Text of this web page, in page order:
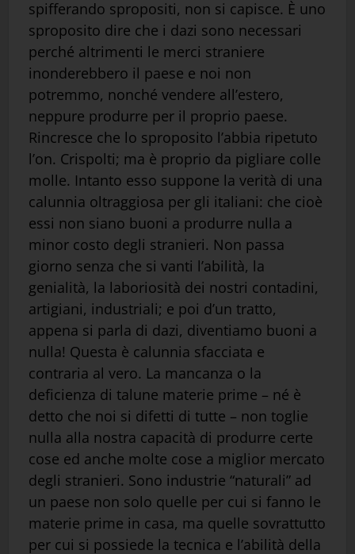
spifferando spropositi, non si capisce. È uno
sproposito dire che i dazi sono necessari
perché altrimenti le merci straniere
inonderebbero il paese e noi non
potremmo, nonché vendere all’estero,
neppure produrre per il proprio paese.
Rincresce che lo sproposito l’abbia ripetuto
l’on. Crispolti; ma è proprio da pigliare colle
molle. Intanto esso suppone la verità di una
calunnia oltraggiosa per gli italiani: che cioè
essi non siano buoni a produrre nulla a
minor costo degli stranieri. Non passa
giorno senza che si vanti l’abilità, la
genialità, la laboriosità dei nostri contadini,
artigiani, industriali; e poi d’un tratto,
appena si parla di dazi, diventiamo buoni a
nulla! Questa è calunnia sfacciata e
contraria al vero. La mancanza o la
deficienza di talune materie prime – né è
detto che noi si difetti di tutte – non toglie
nulla alla nostra capacità di produrre certe
cose ed anche molte cose a miglior mercato
degli stranieri. Sono industrie “naturali” ad
un paese non solo quelle per cui si fanno le
materie prime in casa, ma quelle sovrattutto
per cui si possiede la tecnica e l’abilità della